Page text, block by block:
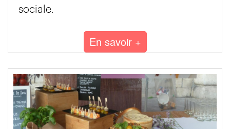
sociale.
En savoir +